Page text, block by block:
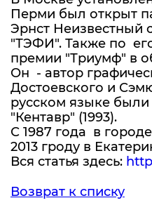
Перми был открыт
Эрнст Неизвестный
"ТЭФИ". Также по
премии "Триумф" в
Он - автор
Достоевского и
русском языке были
"Кентавр" (1993).
С 1987 года в
2013 гроду в
Вся статья здесь:
Возврат к списку